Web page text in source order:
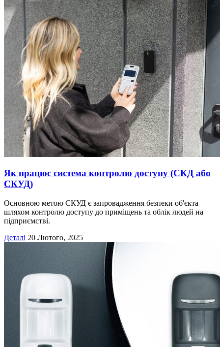
Як працює система контролю доступу (СКД або
СКУД)
Основною метою СКУД є запровадження безпеки об'єкта
шляхом контролю доступу до приміщень та облік людей на
підприємстві.
Деталі 20 Лютого, 2025